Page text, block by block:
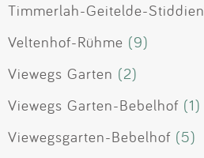
Timmerlah-Geitelde-Stiddien
Veltenhof-Rühme (9)
Viewegs Garten (2)
Viewegs Garten-Bebelhof (1)
Viewegsgarten-Bebelhof (5)